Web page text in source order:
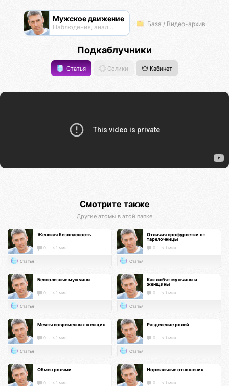
Мужское движение
Наблюдения, анализ, обсуждения База / Видео-архив
Подкаблучники
Статья Солики Кабинет
Смотрите также
Другие атомы в этой папке
Женская безопасность
0 < 1 мин.
Статья
Отличия профурсетки от
тарелочницы
0 < 1 мин.
Статья
Бесполезные мужчины
0 < 1 мин.
Статья
Как любят мужчины и
женщины
0 < 1 мин.
Статья
Мечты современных женщин
0 < 1 мин.
Статья
Разделение ролей
0 < 1 мин.
Статья
Обмен ролями
0 < 1 мин.
Нормальные отношения
0 < 1 мин.